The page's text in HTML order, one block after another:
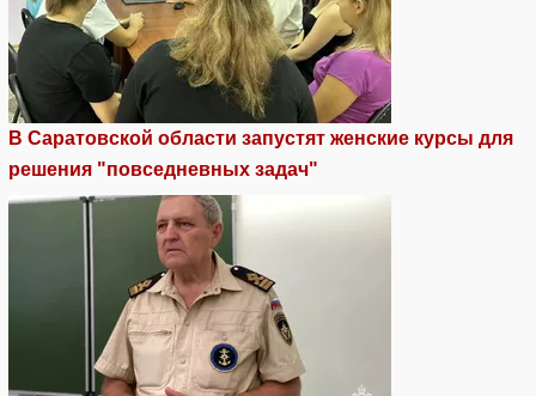
В Саратовской области запустят женские курсы для
решения "повседневных задач"